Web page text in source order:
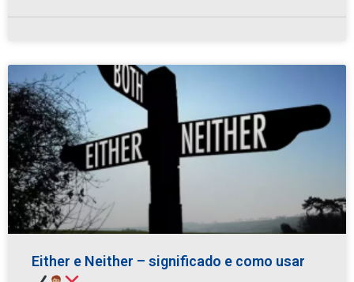
Either e Neither – significado e como usar